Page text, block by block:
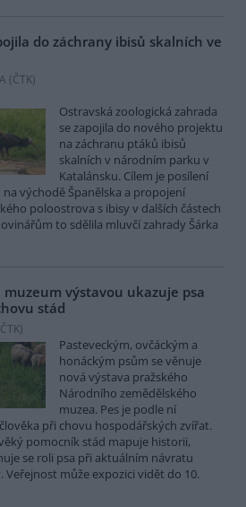
do záchrany ibisů skalních ve
(ČTK)
Ostravská zoologická zahrada
se zapojila do nového projektu
na záchranu ptáků ibisů
skalních v národním parku v
Katalánsku. Cílem je posílení
východě Španělska a propojení
poloostrova s ibisy v dalších částech
to sdělila mluvčí zahrady Šárka
výstavou ukazuje psa
stád
ČTK)
Pasteveckým, ovčáckým a
honáckým psům se věnuje
nová výstava pražského
Národního zemědělského
muzea. Pes je podle ní
při chovu hospodářských zvířat.
pomocník stád mapuje historii,
se roli psa při aktuálním návratu
může expozici vidět do 10.